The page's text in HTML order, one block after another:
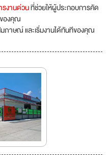
งานด่วนที่ช่วยให้ผู้ประกอบการคัด
ของคุณ
ภาษณ์ และเริ่มงานได้ทันทีของคุณ